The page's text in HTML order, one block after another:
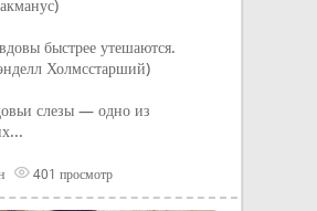
быстрее утешаются.
Холмсстарший)
слезы — одно из
401 просмотр